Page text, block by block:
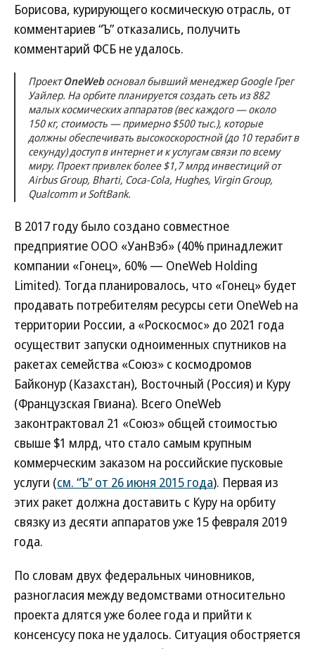
Борисова, курирующего космическую отрасль, от
комментариев “Ъ” отказались, получить
комментарий ФСБ не удалось.
ПроектOneWebосновал бывший менеджер Google Грег
Уайлер. На орбите планируется создать сеть из 882
малых космических аппаратов (вес каждого — около
150 кг, стоимость — примерно $500 тыс.), которые
должны обеспечивать высокоскоростной (до 10 терабит в
секунду) доступ в интернет и к услугам связи по всему
миру. Проект привлек более $1,7 млрд инвестиций от
Airbus Group, Bharti, Coca-Cola, Hughes, Virgin Group,
Qualcomm и SoftBank.
В 2017 году было создано совместное
предприятие ООО «УанВэб» (40% принадлежит
компании «Гонец», 60% — OneWeb Holding
Limited). Тогда планировалось, что «Гонец» будет
продавать потребителям ресурсы сети OneWeb на
территории России, а «Роскосмос» до 2021 года
осуществит запуски одноименных спутников на
ракетах семейства «Союз» с космодромов
Байконур (Казахстан), Восточный (Россия) и Куру
(Французская Гвиана). Всего OneWeb
законтрактовал 21 «Союз» общей стоимостью
свыше $1 млрд, что стало самым крупным
коммерческим заказом на российские пусковые
услуги (см. “Ъ” от 26 июня 2015 года). Первая из
этих ракет должна доставить с Куру на орбиту
связку из десяти аппаратов уже 15 февраля 2019
года.
По словам двух федеральных чиновников,
разногласия между ведомствами относительно
проекта длятся уже более года и прийти к
консенсусу пока не удалось. Ситуация обостряется